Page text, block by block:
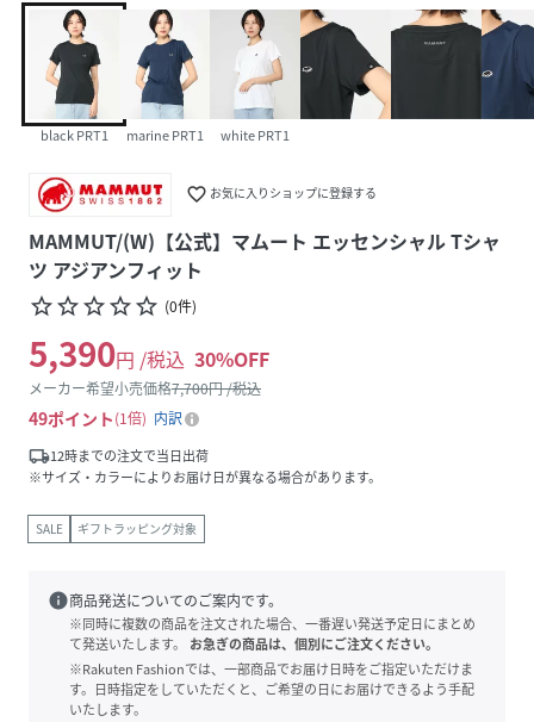
black PRT1 marine PRT1 white PRT1
favorite_border お気に入りショップに登録する
MAMMUT/(W)【公式】マムート エッセンシャル Tシャ
ツ アジアンフィット
star_borderstar_borderstar_borderstar_borderstar_border (0件)
5,390円 /税込 30%OFF
メーカー希望小売価格7,700円 /税込
49ポイント 1倍
内訳
local_shipping12時までの注文で当日出荷
※サイズ・カラーによりお届け日が異なる場合があります。
SALE ギフトラッピング対象
info商品発送についてのご案内です。
※同時に複数の商品を注文された場合、一番遅い発送予定日にまとめ
て発送いたします。
お急ぎの商品は、個別にご注文ください。
※Rakuten Fashionでは、一部商品でお届け日時をご指定いただけま
す。日時指定をしていただくと、ご希望の日にお届けできるよう手配
いたします。